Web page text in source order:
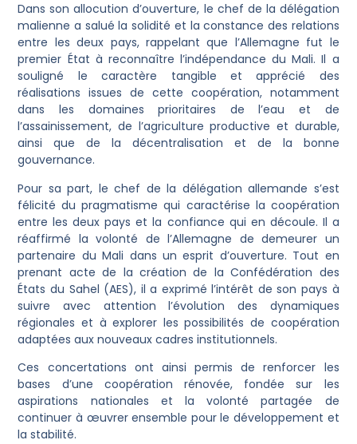
Dans son allocution d’ouverture, le chef de la délégation
malienne a salué la solidité et la constance des relations
entre les deux pays, rappelant que l’Allemagne fut le
premier État à reconnaître l’indépendance du Mali. Il a
souligné le caractère tangible et apprécié des
réalisations issues de cette coopération, notamment
dans les domaines prioritaires de l’eau et de
l’assainissement, de l’agriculture productive et durable,
ainsi que de la décentralisation et de la bonne
gouvernance.
Pour sa part, le chef de la délégation allemande s’est
félicité du pragmatisme qui caractérise la coopération
entre les deux pays et la confiance qui en découle. Il a
réaffirmé la volonté de l’Allemagne de demeurer un
partenaire du Mali dans un esprit d’ouverture. Tout en
prenant acte de la création de la Confédération des
États du Sahel (AES), il a exprimé l’intérêt de son pays à
suivre avec attention l’évolution des dynamiques
régionales et à explorer les possibilités de coopération
adaptées aux nouveaux cadres institutionnels.
Ces concertations ont ainsi permis de renforcer les
bases d’une coopération rénovée, fondée sur les
aspirations nationales et la volonté partagée de
continuer à œuvrer ensemble pour le développement et
la stabilité.